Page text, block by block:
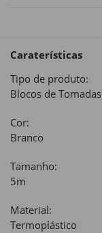
Caraterísticas
Tipo de produto:
Blocos de Tomadas
Cor:
Branco
Tamanho:
5m
Material:
Termoplástico